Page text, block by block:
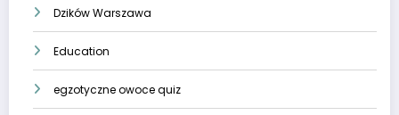
Dzików Warszawa
Education
egzotyczne owoce quiz